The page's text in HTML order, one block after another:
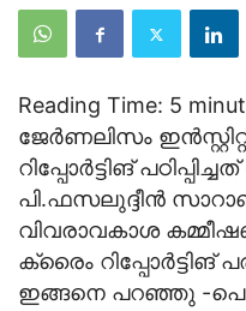
Reading Time: 5
ജേര്‍ണലിസം
റിപ്പോര്‍ട്ടിങ്
പി.ഫസലുദ്ദീന്‍
വിവരാവകാശ
ക്രൈം റിപ്പോര്‍ട്ടിങ്
ഇങ്ങനെ പറഞ്ഞു -